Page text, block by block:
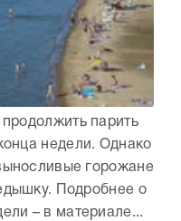
парить
недели. Однако
горожане
Подробнее о
– в материале...